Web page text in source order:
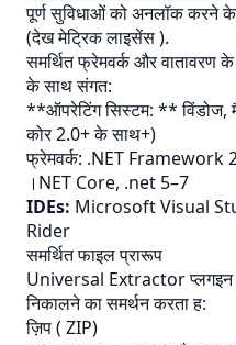
पूर्ण सुविधाओं को अनलॉक करने
(देखमेट्रिक लाइसेंस).
समर्थित फ्रेमवर्क और वातावरण
के साथ संगत:
**ऑपरेटिंग सिस्टम: **
कोर 2.0+ के साथ+)
फ्रेमवर्क: .NET Framework
।NET Core, .net 5–7
IDEs: Microsoft Visual
Rider
समर्थित फाइल प्रारूप
Universal Extractor प्लगइन
निकालने का समर्थन करता ह:
ज़िप ( ZIP)